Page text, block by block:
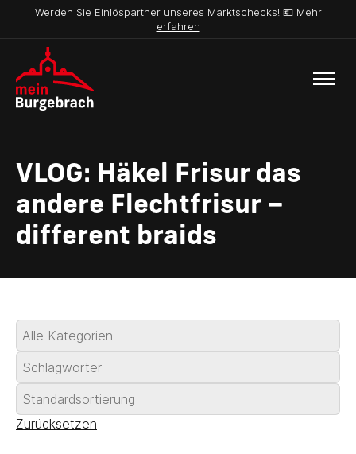
Werden Sie Einlöspartner unseres Marktschecks! 💶 Mehr
erfahren
VLOG: Häkel Frisur das
andere Flechtfrisur –
different braids
Zurücksetzen